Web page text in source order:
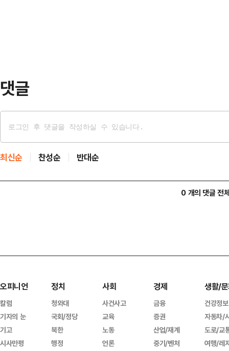
댓글
최신순 찬성순 반대순
0 개의 댓글 전
오피니언
칼럼
기자의 눈
기고
시사만평
정치
청와대
국회/정당
북한
행정
사회
사건사고
교육
노동
언론
경제
금융
증권
산업/재계
중기/벤처
생활/
건강정보
자동차/
도로/교
여행/레